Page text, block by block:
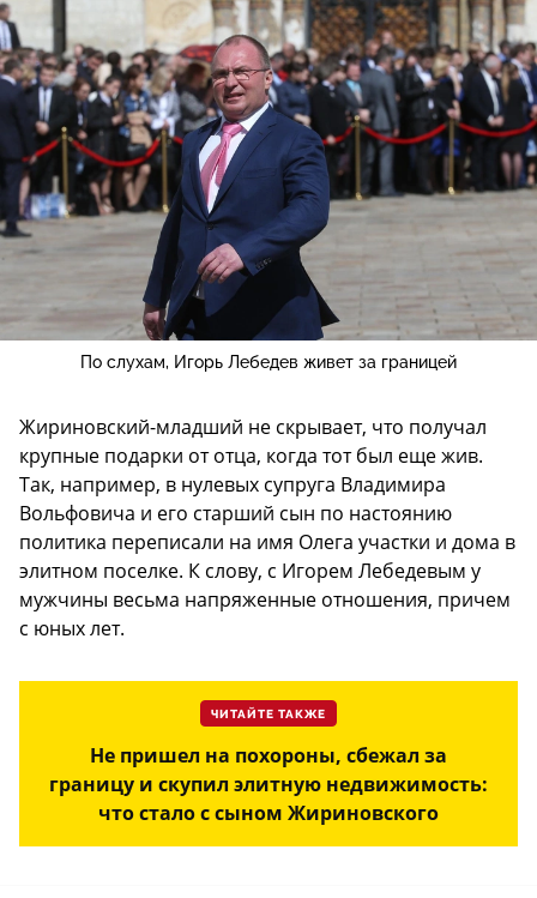
По слухам, Игорь Лебедев живет за границей
Жириновский-младший не скрывает, что получал
крупные подарки от отца, когда тот был еще жив.
Так, например, в нулевых супруга Владимира
Вольфовича и его старший сын по настоянию
политика переписали на имя Олега участки и дома в
элитном поселке. К слову, с Игорем Лебедевым у
мужчины весьма напряженные отношения, причем
с юных лет.
ЧИТАЙТЕ ТАКЖЕ
Не пришел на похороны, сбежал за
границу и скупил элитную недвижимость:
что стало с сыном Жириновского